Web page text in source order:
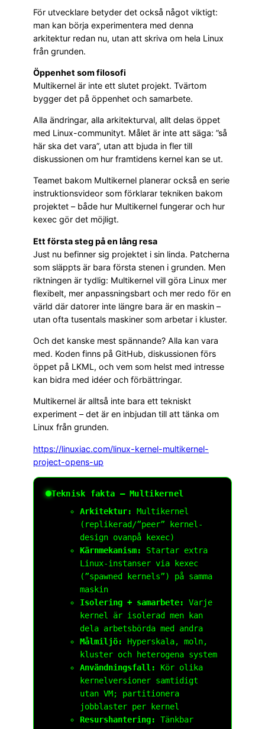
För utvecklare betyder det också något viktigt:
man kan börja experimentera med denna
arkitektur redan nu, utan att skriva om hela Linux
från grunden.
Öppenhet som filosofi
Multikernel är inte ett slutet projekt. Tvärtom
bygger det på öppenhet och samarbete.
Alla ändringar, alla arkitekturval, allt delas öppet
med Linux-communityt. Målet är inte att säga: ”så
här ska det vara”, utan att bjuda in fler till
diskussionen om hur framtidens kernel kan se ut.
Teamet bakom Multikernel planerar också en serie
instruktionsvideor som förklarar tekniken bakom
projektet – både hur Multikernel fungerar och hur
kexec gör det möjligt.
Ett första steg på en lång resa
Just nu befinner sig projektet i sin linda. Patcherna
som släppts är bara första stenen i grunden. Men
riktningen är tydlig: Multikernel vill göra Linux mer
flexibelt, mer anpassningsbart och mer redo för en
värld där datorer inte längre bara är en maskin –
utan ofta tusentals maskiner som arbetar i kluster.
Och det kanske mest spännande? Alla kan vara
med. Koden finns på GitHub, diskussionen förs
öppet på LKML, och vem som helst med intresse
kan bidra med idéer och förbättringar.
Multikernel är alltså inte bara ett tekniskt
experiment – det är en inbjudan till att tänka om
Linux från grunden.
https://linuxiac.com/linux-kernel-multikernel-
project-opens-up
Teknisk fakta – Multikernel
Arkitektur: Multikernel
(replikerad/”peer” kernel-
design ovanpå kexec)
Kärnmekanism: Startar extra
Linux-instanser via
kexec
(”spawned kernels”) på samma
maskin
Isolering + samarbete: Varje
kernel är isolerad men kan
dela arbetsbörda med andra
Målmiljö: Hyperskala, moln,
kluster och heterogena system
Användningsfall: Kör olika
kernelversioner samtidigt
utan VM; partitionera
jobblaster per kernel
Resurshantering: Tänkbar